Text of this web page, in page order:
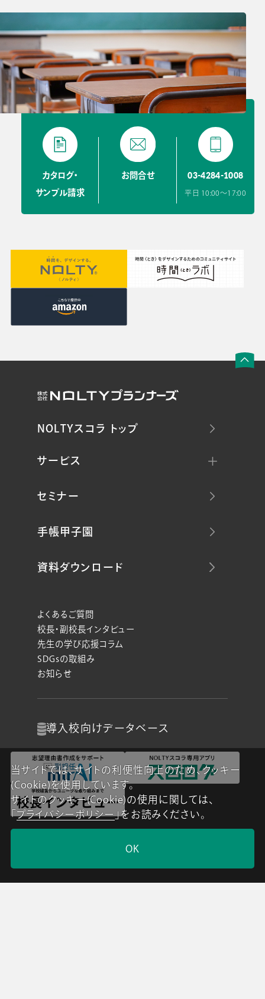
カタログ・
サンプル請求
お問合せ 03-4284-1008
平日 10:00〜17:00
NOLTYスコラ トップ
サービス
セミナー
手帳甲子園
資料ダウンロード
よくあるご質問
校長・副校長インタビュー
先生の学び応援コラム
SDGsの取組み
お知らせ
導入校向けデータベース
当サイトでは、サイトの利便性向上のため、クッキー
(Cookie)を使用しています。
サイトのクッキー(Cookie)の使用に関しては、
「プライバシーポリシー」をお読みください。
OK